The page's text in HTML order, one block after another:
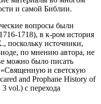
и самой Библии.
вопросы были
1718), в к-ром история
поскольку источники,
по мнению автора, не
можно было писать
и светскую
and Prophane History of
vol.) с перехода